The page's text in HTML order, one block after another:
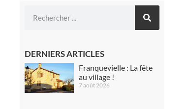
DERNIERS ARTICLES
Franquevielle : La fête
au village !
7 août 2026